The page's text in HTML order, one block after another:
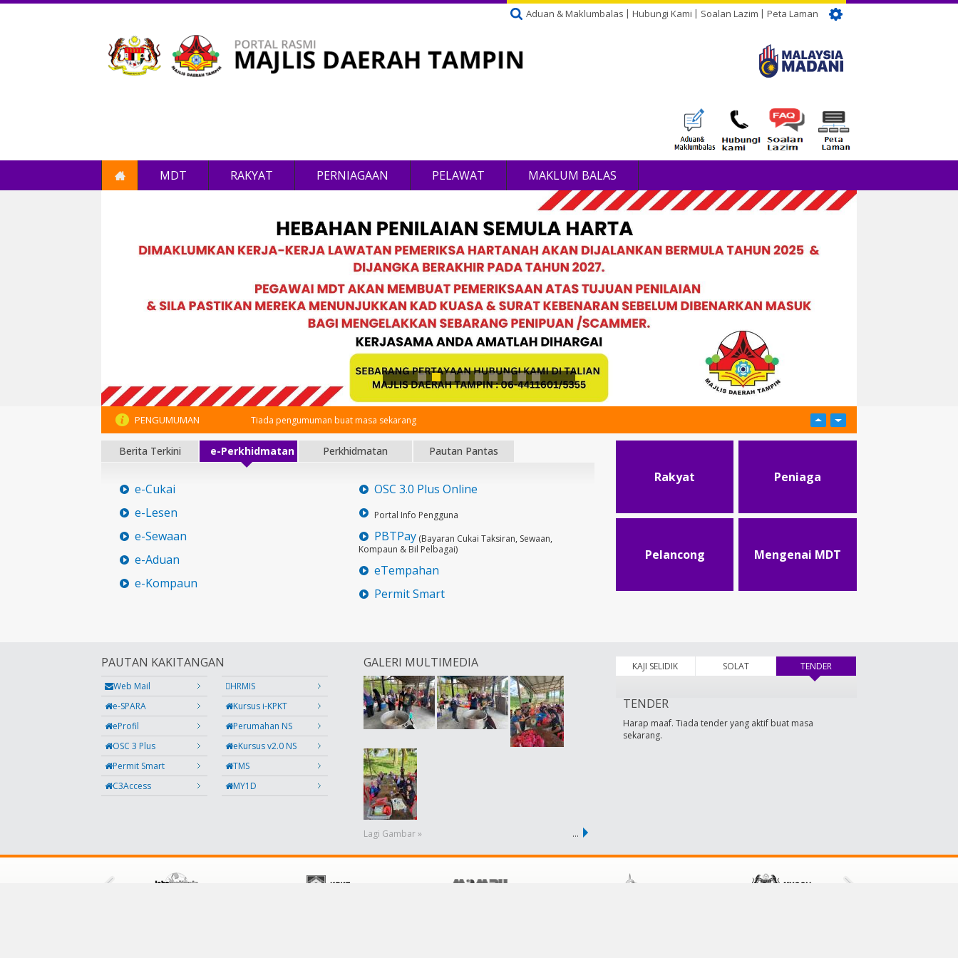
Aduan & Maklumbalas Hubungi Kami Soalan Lazim Peta Laman
MDT RAKYAT PERNIAGAAN PELAWAT MAKLUM BALAS
PENGUMUMAN Tiada pengumuman buat masa sekarang
Berita Terkini e-Perkhidmatan Perkhidmatan Pautan Pantas
e-Cukai
e-Lesen
e-Sewaan
e-Aduan
e-Kompaun
OSC 3.0 Plus Online
Portal Info Pengguna
PBTPay(Bayaran Cukai Taksiran, Sewaan,
Kompaun & Bil Pelbagai)
eTempahan
Permit Smart
Rakyat Peniaga
Pelancong Mengenai MDT
PAUTAN KAKITANGAN
Web Mail
HRMIS
e-SPARA
Kursus i-KPKT
eProfil
Perumahan NS
OSC 3 Plus
eKursus v2.0 NS
Permit Smart
TMS
C3Access
MY1D
GALERI MULTIMEDIA
Lagi Gambar » …
KAJI SELIDIK SOLAT TENDER(tab aktif)
TENDER
Harap maaf. Tiada tender yang aktif buat masa
sekarang.